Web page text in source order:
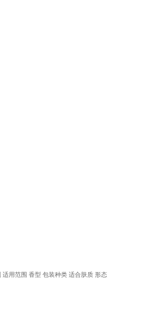
适用范围 香型 包装种类 适合肤质 形态